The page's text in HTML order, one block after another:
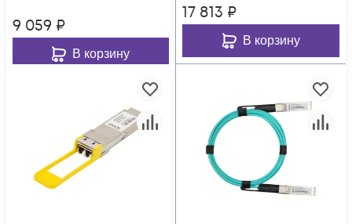
9 059 ₽
В корзину
17 813 ₽
В корзину